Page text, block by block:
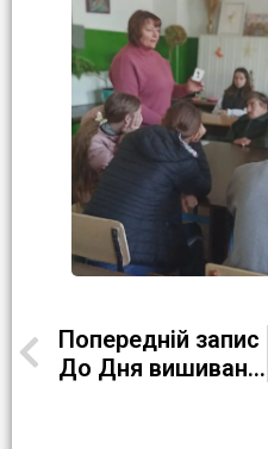
Попередній запис
До Дня вишиванки учні групи К-23-3 РЦ ПТО№1 м. Кременчука на уроці інформатики створювали власні 3D-композиції у Blender!